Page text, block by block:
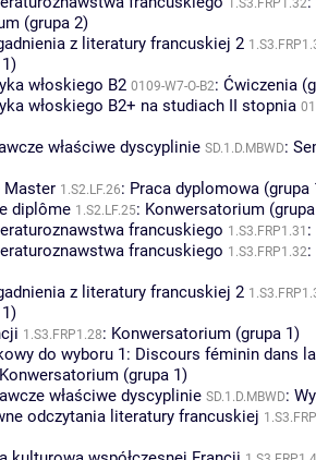
1.S3.FRP1.32
(grupa 2)
z literatury francuskiej 2
włoskiego B2 0109-W7-O-B2: Ćwiczenia
włoskiego B2+ na studiach II stopnia
właściwe dyscyplinie SD.1.D.MBWD:
Master 1.S2.LF.26: Praca dyplomowa (grupa
diplôme 1.S2.LF.25: Konwersatorium
francuskiego 1.S3.FRP1.31 :
francuskiego 1.S3.FRP1.32:
z literatury francuskiej 2
1.S3.FRP1.28: Konwersatorium (grupa 1)
do wyboru 1: Discours féminin dans
Konwersatorium (grupa 1)
właściwe dyscyplinie SD.1.D.MBWD:
odczytania literatury francuskiej